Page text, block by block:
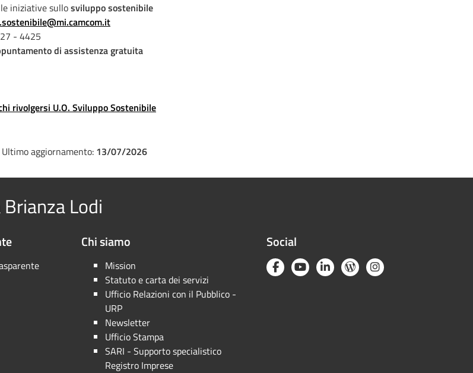
iniziative sullosviluppo sostenibile
camcom.it
- 4425
di assistenza gratuita
rivolgersi U.O. Sviluppo Sostenibile
Ultimo aggiornamento: 13/07/2026
Lodi
Chi siamo
Mission
Statuto e carta dei servizi
Ufficio Relazioni con il Pubblico -
URP
Newsletter
Ufficio Stampa
SARI - Supporto specialistico
Registro Imprese
Social